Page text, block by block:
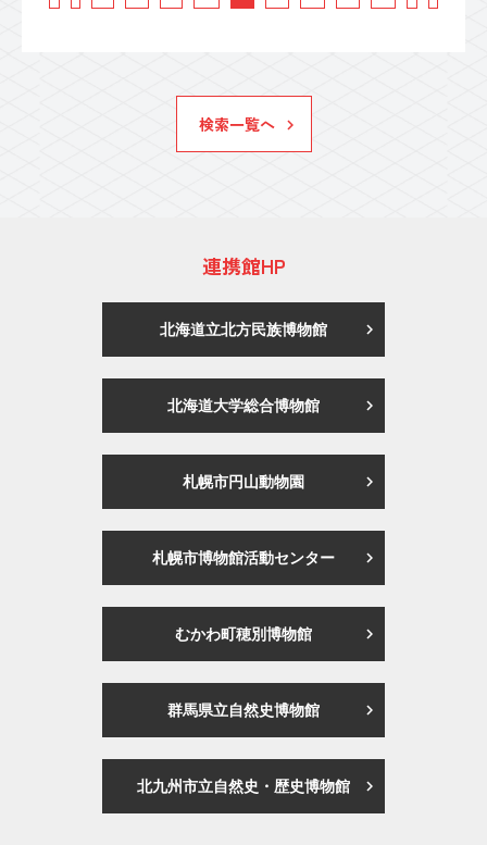
検索一覧へ
連携館HP
北海道立北方民族博物館
北海道大学総合博物館
札幌市円山動物園
札幌市博物館活動センター
むかわ町穂別博物館
群馬県立自然史博物館
北九州市立自然史・歴史博物館